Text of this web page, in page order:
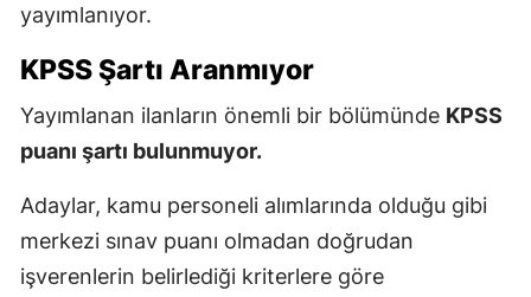
yayımlanıyor.
KPSS Şartı Aranmıyor
Yayımlanan ilanların önemli bir bölümünde KPSS
puanı şartı bulunmuyor.
Adaylar, kamu personeli alımlarında olduğu gibi
merkezi sınav puanı olmadan doğrudan
işverenlerin belirlediği kriterlere göre